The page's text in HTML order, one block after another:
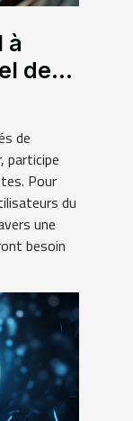
à
de
de
participe
Pour
du
une
besoin